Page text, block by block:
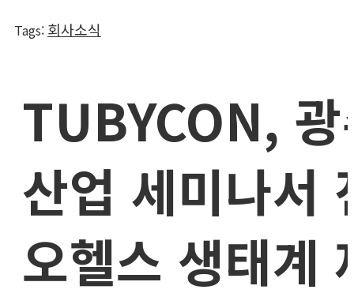
Tags: 회사소식
TUBYCON, 광
산업 세미나서
오헬스 생태계